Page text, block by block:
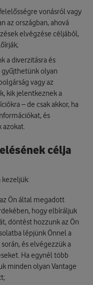
vonásról vagy
az országban, ahová
elvégzése céljából,
a diverzitásra és
gyűjthetünk olyan
vagy az
kik jelentkeznek a
– de csak akkor, ha
és
azokat.
célja
kezeljük:
Ön által megadott
hogy elbíráljuk
döntést hozzunk az Ön
lépjünk Önnel a
és elvégezzük a
Ha egynél több
minden olyan Vantage